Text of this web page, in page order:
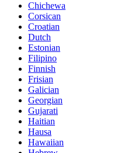
Chichewa
Corsican
Croatian
Dutch
Estonian
Filipino
Finnish
Frisian
Galician
Georgian
Gujarati
Haitian
Hausa
Hawaiian